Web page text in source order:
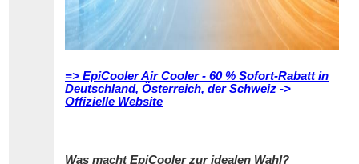
=> EpiCooler Air Cooler - 60 % Sofort-Rabatt in
Deutschland, Österreich, der Schweiz ->
Offizielle Website
Was macht EpiCooler zur idealen Wahl?